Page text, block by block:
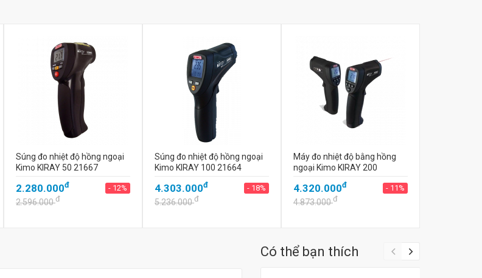
Súng đo nhiệt độ hồng ngoại
Kimo KIRAY 50 21667
2.280.000đ - 12%
2.596.000đ
Súng đo nhiệt độ hồng ngoại
Kimo KIRAY 100 21664
4.303.000đ - 18%
5.236.000đ
Máy đo nhiệt độ bằng hồng
ngoại Kimo KIRAY 200
4.320.000đ - 11%
4.873.000đ
Có thể bạn thích